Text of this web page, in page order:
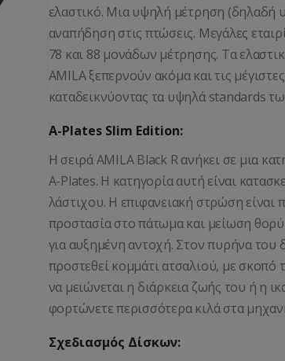
ελαστικό. Μια υψηλή μέτρηση (δηλαδή
αναπήδηση στις πτώσεις. Μεγάλες
78 και 88 μονάδων μέτρησης. Τα
AMILA ξεπερνούν ακόμα και τις
καταδεικνύοντας τα υψηλά standards
A-Plates Slim Edition:
Η σειρά AMILA Black R ανήκει σε μια
A-Plates. Η κατηγορία αυτή είναι
λάστιχου. Η επιφανειακή στρώση
προστασία στο πάτωμα και μείωση
για αυξημένη αντοχή. Στον πυρήνα του
προστεθεί κομμάτι ατσαλιού, με
να μειώνεται η διάρκεια ζωής του ή η
φορτώνετε περισσότερα κιλά στα
Σχεδιασμός Δίσκων: